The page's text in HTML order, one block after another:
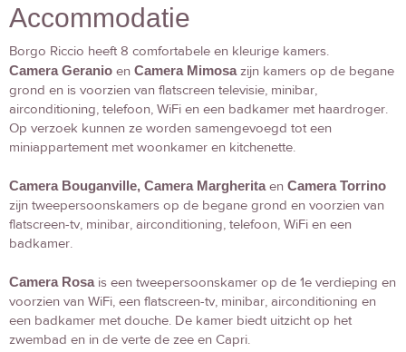
Accommodatie
Borgo Riccio heeft 8 comfortabele en kleurige kamers.
Camera Geranio en Camera Mimosazijn kamers op de begane
grond en is voorzien van flatscreen televisie, minibar,
airconditioning, telefoon, WiFi en een badkamer met haardroger.
Op verzoek kunnen ze worden samengevoegd tot een
miniappartement met woonkamer en kitchenette.
Camera Bouganville, Camera Margheritaen Camera Torrino
zijn tweepersoonskamers op de begane grond en voorzien van
flatscreen-tv, minibar, airconditioning, telefoon, WiFi en een
badkamer.
Camera Rosais een tweepersoonskamer op de 1e verdieping en
voorzien van WiFi, een flatscreen-tv, minibar, airconditioning en
een badkamer met douche. De kamer biedt uitzicht op het
zwembad en in de verte de zee en Capri.